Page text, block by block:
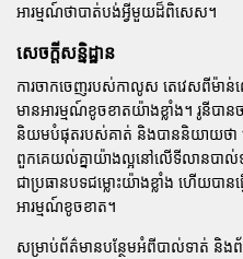
អារម្មណ៍ថាបាត់បង់អ្វីមួយដ៏ពិសេស។
សេចក្តីសន្និដ្ឋាន
ការចាកចេញរបស់កាលូស តេវេសពីម៉ាន់
មានអារម្មណ៍ខូចខាតយ៉ាងខ្លាំង។ រូនីបា
និយមបំផុតរបស់គាត់ និងបាននិយាយថា
ពួកគេយល់គ្នាយ៉ាងល្អនៅលើទីលានបាល់
ជាប្រធានបទជម្លោះយ៉ាងខ្លាំង ហើយបា
អារម្មណ៍ខូចខាត។
សម្រាប់ព័ត៌មានបន្ថែមអំពីបាល់ទាត់ និង